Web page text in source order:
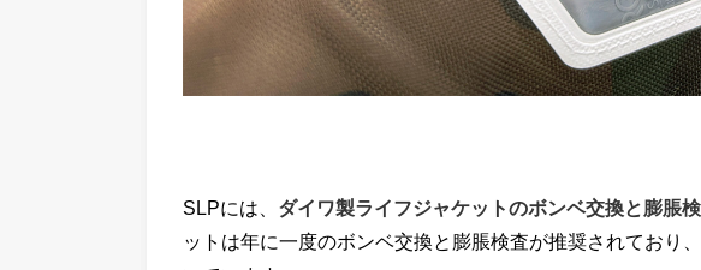
SLPには、 ダイワ製ライフジャケットのボンベ交換と膨脹
ットは年に一度のボンベ交換と膨脹検査が推奨されており